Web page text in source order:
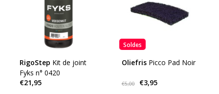
RigoStep Kit de joint
Fyks n° 0420
€21,95
Soldes
Oliefris Picco Pad Noir
€5,00 €3,95